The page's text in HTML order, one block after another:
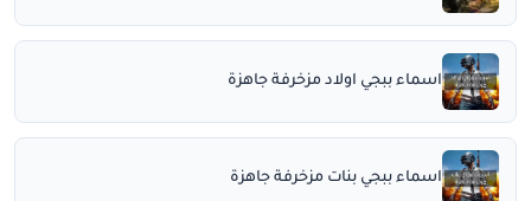
اسماء ببجي اولاد مزخرفة جاهزة
اسماء ببجي بنات مزخرفة جاهزة